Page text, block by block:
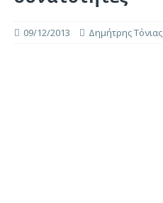
09/12/2013 Δημήτρης Τόνιας